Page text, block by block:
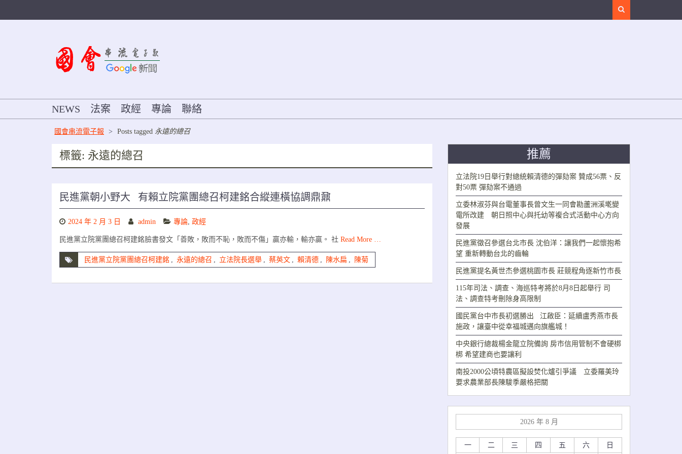
NEWS 法案 政經 專論 聯絡
國會串流電子報 > Posts tagged 永遠的總召
標籤: 永遠的總召
民進黨朝小野大 有賴立院黨團總召柯建銘合縱連橫協調鼎鼐
2024 年 2 月 3 日 admin 專論, 政經
民進黨立院黨團總召柯建銘臉書發文「善敗，敗而不恥，敗而不傷」贏亦輸，輸亦贏。 社 Read More …
民進黨立院黨團總召柯建銘 , 永遠的總召 , 立法院長選舉 , 蔡英文 , 賴清德 , 陳水扁 , 陳菊
推薦
立法院19日舉行對總統賴清德的彈劾案 贊成56票、反
對50票 彈劾案不通過
立委林淑芬與台電董事長曾文生一同會勘蘆洲溪墘變
電所改建 朝日照中心與托幼等複合式活動中心方向
發展
民進黨徵召參選台北市長 沈伯洋：讓我們一起懷抱希
望 重新轉動台北的齒輪
民進黨提名黃世杰參選桃園市長 莊競程角逐新竹市長
115年司法、調查、海巡特考將於8月8日起舉行 司
法、調查特考刪除身高限制
國民黨台中市長初選勝出 江啟臣：延續盧秀燕市長
施政，讓臺中從幸福城邁向旗艦城！
中央銀行總裁楊金龍立院備詢 房市信用管制不會硬梆
梆 希望建商也要讓利
南投2000公頃特農區擬設焚化爐引爭議 立委羅美玲
要求農業部長陳駿季嚴格把關
2026 年 8 月
一 二 三 四 五 六 日